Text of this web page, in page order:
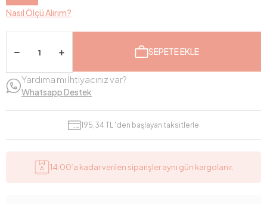
Nasıl Ölçü Alırım?
SEPETE EKLE
Yardıma mı İhtiyacınız var?
Whatsapp Destek
195,34 TL 'den başlayan taksitlerle
14:00’a kadar verilen siparişler aynı gün kargolanır.